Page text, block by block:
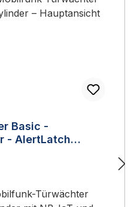
Basic -
- AlertLatch
Türwächter